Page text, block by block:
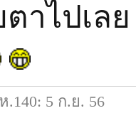
าไปเล
.140: 5 ก.ย. 56